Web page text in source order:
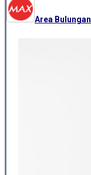
Area Bulungan